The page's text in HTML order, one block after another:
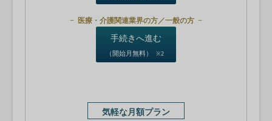
医療・介護関連業界の方／一般の方
手続きへ進む
（開始月無料） ※2
気軽な月額プラン